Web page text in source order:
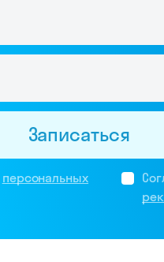
персональных
Записаться